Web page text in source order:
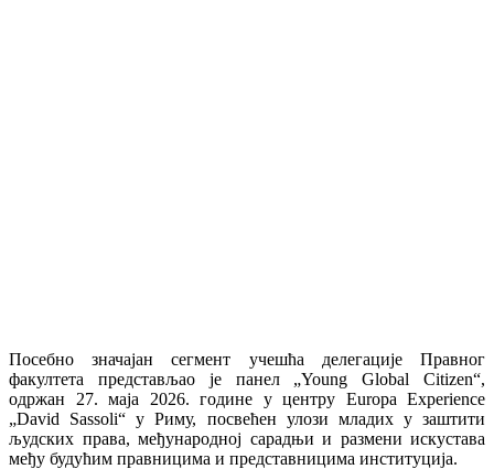
Посебно значајан сегмент учешћа делегације Правног
факултета представљао је панел „Young Global Citizen“,
одржан 27. маја 2026. године у центру Europa Experience
„David Sassoli“ у Риму, посвећен улози младих у заштити
људских права, међународној сарадњи и размени искустава
међу будућим правницима и представницима институција.